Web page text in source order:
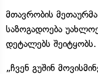
მთავრობის
საზოგადოება
დეტალებს შეიტყობს.
„ჩვენ გუშინ